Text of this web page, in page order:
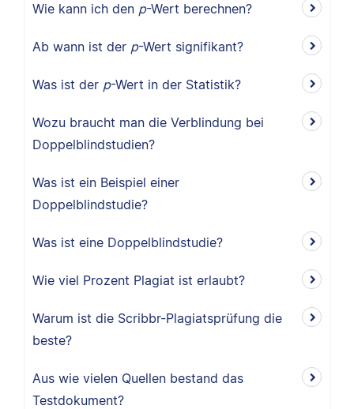
Wie kann ich den p-Wert berechnen?
Ab wann ist der p-Wert signifikant?
Was ist der p-Wert in der Statistik?
Wozu braucht man die Verblindung bei
Doppelblindstudien?
Was ist ein Beispiel einer
Doppelblindstudie?
Was ist eine Doppelblindstudie?
Wie viel Prozent Plagiat ist erlaubt?
Warum ist die Scribbr-Plagiatsprüfung die
beste?
Aus wie vielen Quellen bestand das
Testdokument?